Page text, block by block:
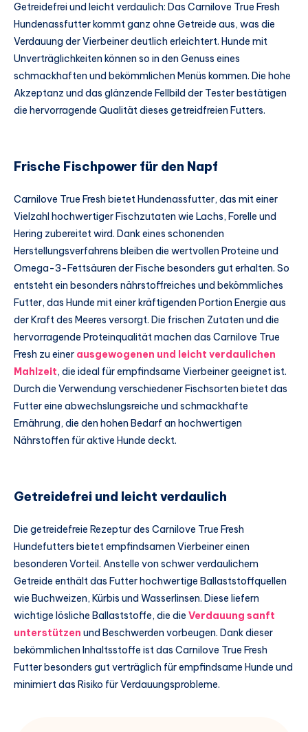
Getreidefrei und leicht verdaulich: Das Carnilove True Fresh
Hundenassfutter kommt ganz ohne Getreide aus, was die
Verdauung der Vierbeiner deutlich erleichtert. Hunde mit
Unverträglichkeiten können so in den Genuss eines
schmackhaften und bekömmlichen Menüs kommen. Die hohe
Akzeptanz und das glänzende Fellbild der Tester bestätigen
die hervorragende Qualität dieses getreidfreien Futters.
Frische Fischpower für den Napf
Carnilove True Fresh bietet Hundenassfutter, das mit einer
Vielzahl hochwertiger Fischzutaten wie Lachs, Forelle und
Hering zubereitet wird. Dank eines schonenden
Herstellungsverfahrens bleiben die wertvollen Proteine und
Omega-3-Fettsäuren der Fische besonders gut erhalten. So
entsteht ein besonders nährstoffreiches und bekömmliches
Futter, das Hunde mit einer kräftigenden Portion Energie aus
der Kraft des Meeres versorgt. Die frischen Zutaten und die
hervorragende Proteinqualität machen das Carnilove True
Fresh zu einer ausgewogenen und leicht verdaulichen
Mahlzeit, die ideal für empfindsame Vierbeiner geeignet ist.
Durch die Verwendung verschiedener Fischsorten bietet das
Futter eine abwechslungsreiche und schmackhafte
Ernährung, die den hohen Bedarf an hochwertigen
Nährstoffen für aktive Hunde deckt.
Getreidefrei und leicht verdaulich
Die getreidefreie Rezeptur des Carnilove True Fresh
Hundefutters bietet empfindsamen Vierbeiner einen
besonderen Vorteil. Anstelle von schwer verdaulichem
Getreide enthält das Futter hochwertige Ballaststoffquellen
wie Buchweizen, Kürbis und Wasserlinsen. Diese liefern
wichtige lösliche Ballaststoffe, die die Verdauung sanft
unterstützen und Beschwerden vorbeugen. Dank dieser
bekömmlichen Inhaltsstoffe ist das Carnilove True Fresh
Futter besonders gut verträglich für empfindsame Hunde und
minimiert das Risiko für Verdauungsprobleme.